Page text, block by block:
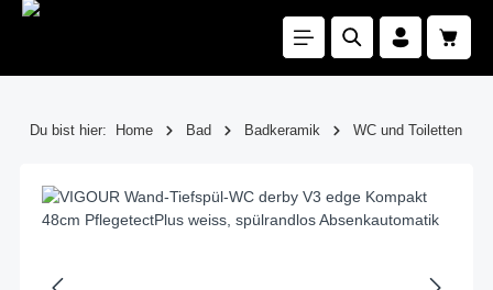
Du bist hier: Home Bad Badkeramik WC und Toiletten